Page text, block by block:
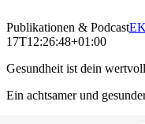
Inhalt
springen
Publikationen & Podcast
17T12:26:48+01:00
Gesundheit ist dein
Ein achtsamer und